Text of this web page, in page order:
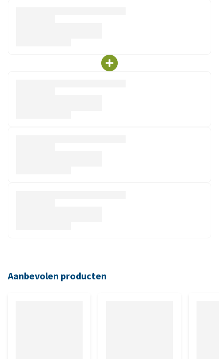
Aanbevolen producten